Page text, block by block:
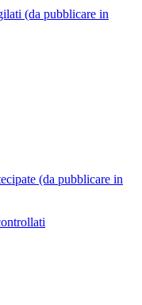
(da pubblicare in
(da pubblicare in